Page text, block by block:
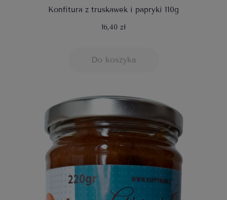
Konfitura z truskawek i papryki 110g
16,40 zł
Do koszyka